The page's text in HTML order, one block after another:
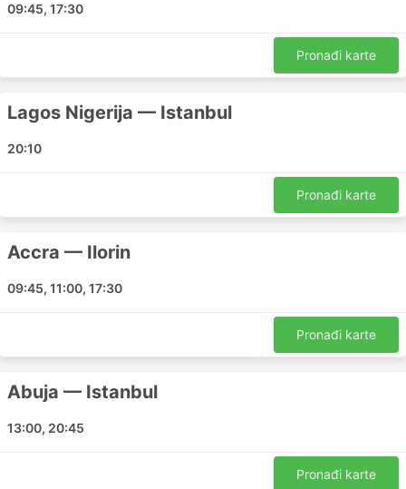
Ouagadougou - Freetown
Ouagadougou - Casablanca
Kumasi - Sekondi
Accra - Ilorin
Ouagadougou - Abidžan
Accra - Dar es Salaam
09:45, 17:30
Pronađi karte
Lagos Nigerija — Istanbul
20:10
Pronađi karte
Accra — Ilorin
09:45, 11:00, 17:30
Pronađi karte
Abuja — Istanbul
13:00, 20:45
Pronađi karte